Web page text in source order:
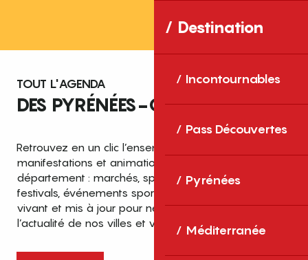
Destination
Incontournables
Pass Découvertes
Pyrénées
Méditerranée
TOUT L'AGENDA
DES PYRÉNÉES-ORIENTALES
Retrouvez en un clic l’ensemble des fêtes,
manifestations et animations recensées dans le
département : marchés, spectacles, expositions,
festivals, événements sportifs et culturels… un agenda
vivant et mis à jour pour ne rien manquer de
l’actualité de nos villes et villages.